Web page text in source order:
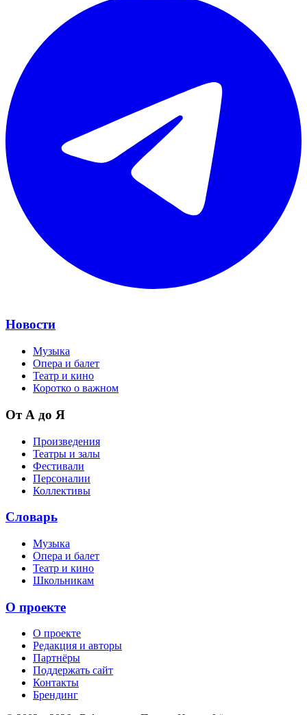
Новости
Музыка
Опера и балет
Театр и кино
Коротко о важном
От А до Я
Произведения
Театры и залы
Фестивали
Персоналии
Коллективы
Словарь
Музыка
Опера и балет
Театр и кино
Школьникам
О проекте
О проекте
Редакция и авторы
Партнёры
Поддержать сайт
Контакты
Брендинг